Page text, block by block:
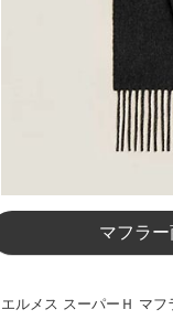
マフラ
エルメス スーパーＨ マ